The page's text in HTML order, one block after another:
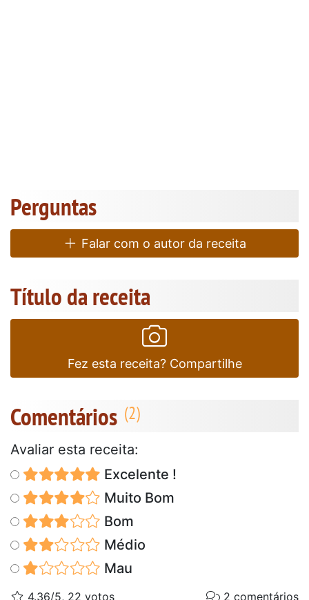
Perguntas
Falar com o autor da receita
Título da receita
Fez esta receita? Compartilhe
Comentários
Avaliar esta receita:
Excelente !
Muito Bom
Bom
Médio
Mau
4.36/5, 22 votos 2 comentários